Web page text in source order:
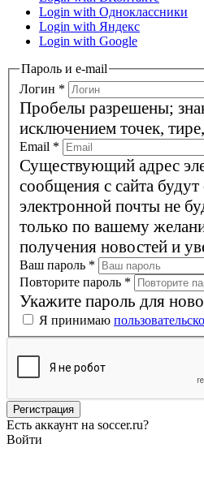
Login with Одноклассники
Login with Яндекс
Login with Google
Пароль и e-mail
Логин *
Пробелы разрешены;
исключением точек,
Email *
Существующий адрес
сообщения с сайта
электронной почты не
только по вашему
получения новостей и
Ваш пароль *
Повторите пароль *
Укажите пароль для
Я принимаю
Есть аккаунт на soccer.ru?
Войти